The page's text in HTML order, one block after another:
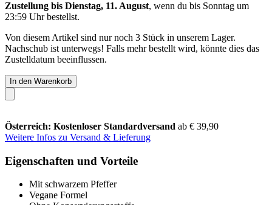
Zustellung bis Dienstag, 11. August, wenn du bis Sonntag um
23:59 Uhrbestellst.
Von diesem Artikel sind nur noch 3 Stück in unserem Lager.
Nachschub ist unterwegs! Falls mehr bestellt wird, könnte dies das
Zustelldatum beeinflussen.
In den Warenkorb
Österreich: Kostenloser Standardversand ab € 39,90
Weitere Infos zu Versand & Lieferung
Eigenschaften und Vorteile
Mit schwarzem Pfeffer
Vegane Formel